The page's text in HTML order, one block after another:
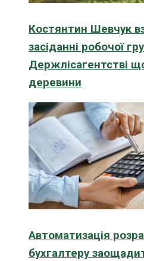
Костянтин Шевчук
засіданні робочої
Держлісагентстві
деревини
Автоматизація
бухгалтеру